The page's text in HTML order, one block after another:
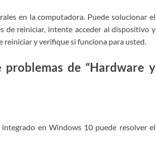
en la computadora. Puede solucionar el
de reiniciar, intente acceder al dispositivo y
reiniciar y verifique si funciona para usted.
de “Hardware y
en Windows 10 puede resolver el